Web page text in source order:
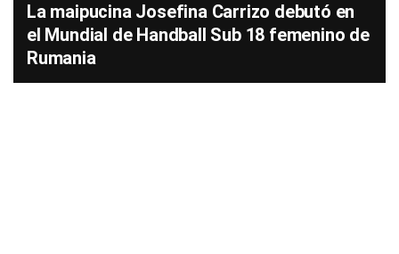
La maipucina Josefina Carrizo debutó en
el Mundial de Handball Sub 18 femenino de
Rumania